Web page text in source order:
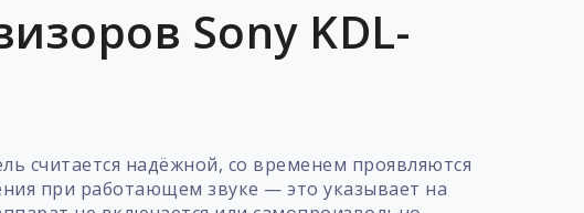
Sony KDL-
считается надёжной, со временем проявляются
при работающем звуке — это указывает на